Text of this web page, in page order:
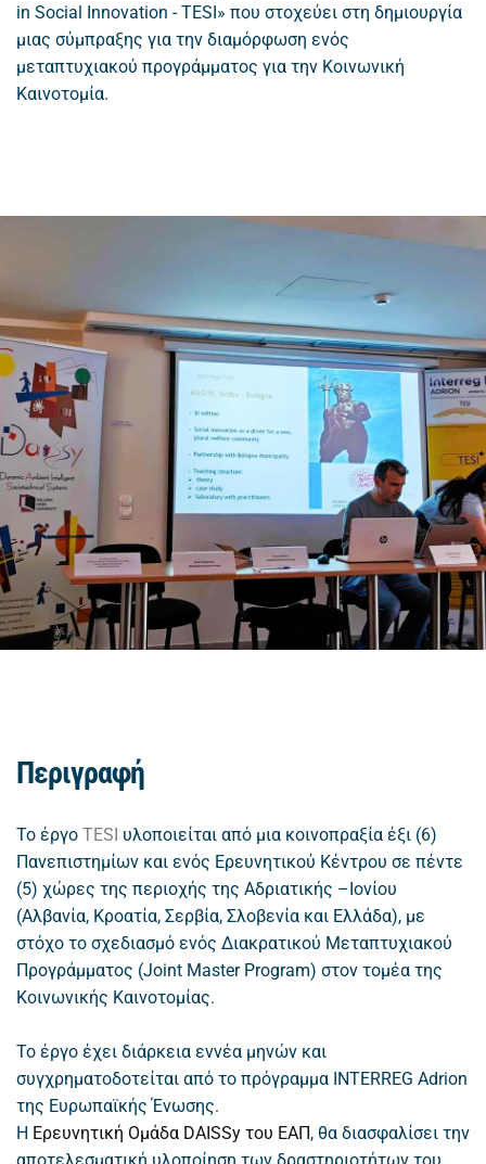
in Social Innovation - TESI» που στοχεύει στη δημιουργία
μιας σύμπραξης για την διαμόρφωση ενός
μεταπτυχιακού προγράμματος για την Κοινωνική
Καινοτομία.
Περιγραφή
Το έργο TESI υλοποιείται από μια κοινοπραξία έξι (6)
Πανεπιστημίων και ενός Ερευνητικού Κέντρου σε πέντε
(5) χώρες της περιοχής της Αδριατικής –Ιονίου
(Αλβανία, Κροατία, Σερβία, Σλοβενία και Ελλάδα), με
στόχο το σχεδιασμό ενός Διακρατικού Μεταπτυχιακού
Προγράμματος (Joint Master Program) στον τομέα της
Κοινωνικής Καινοτομίας.
Το έργο έχει διάρκεια εννέα μηνών και
συγχρηματοδοτείται από το πρόγραμμα INTERREG Adrion
της Ευρωπαϊκής Ένωσης.
Η Ερευνητική Ομάδα DAISSy του ΕΑΠ, θα διασφαλίσει την